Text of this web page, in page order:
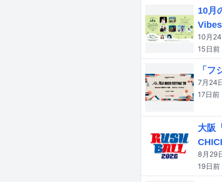
10月
15日前
「
17日前
大阪
19日前